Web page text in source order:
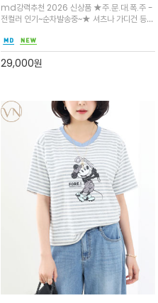
modal/실크를 입은 듯한 착각 자연에
서 온 친환경 소재로, 답답함 없이 가볍
고 세련된 데일리 이너웨어
md강력추천 2026 신상품 ★주.문.대.폭.주 -
전컬러 인기~순차발송중~★ 셔츠나 가디건 등
스, 자켓 안에 이너로 활용하면 출근룩·모임룩·데
일리룩까지 깔끔하고 세련되게 완성
29,000원